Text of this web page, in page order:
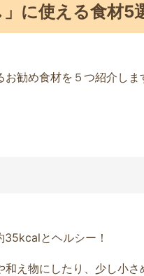
に使える食材5
勧め食材を５つ紹介しま
とヘルシー！
え物にしたり、少し小